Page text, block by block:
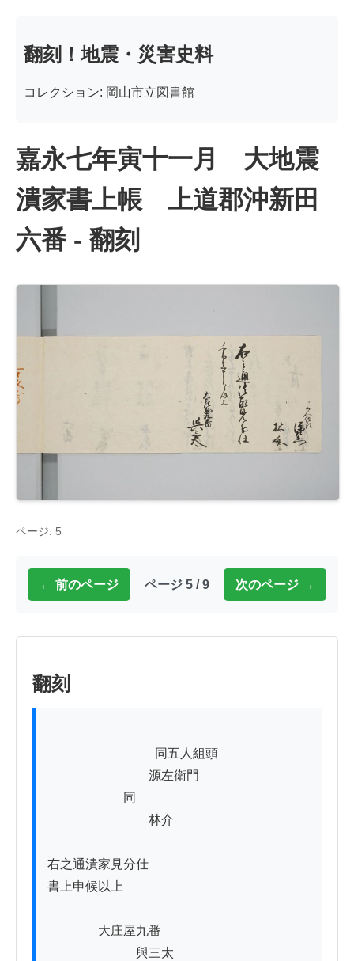
翻刻！地震・災害史料
コレクション: 岡山市立図書館
嘉永七年寅十一月 大地震
潰家書上帳 上道郡沖新田
六番 - 翻刻
ページ: 5
← 前のページ ページ 5 / 9 次のページ →
翻刻
源左衛門
同
林介
右之通潰家見分仕
書上申候以上
大庄屋九番
與三太